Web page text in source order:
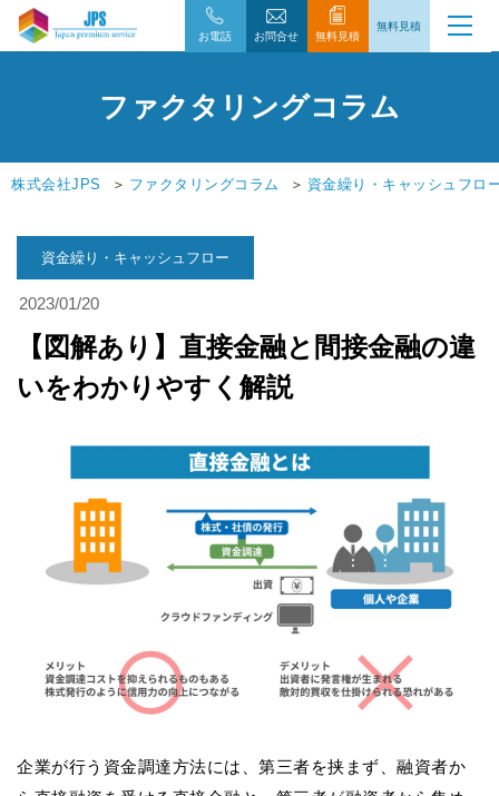
お電話 お問合せ 無料見積
無料見積
ファクタリングコラム
株式会社JPS ファクタリングコラム 資金繰り・キャッシュフロ
【図解あり】直接金融と間接金融の違
いをわかりやすく解説
2023/01/20
資金繰り・キャッシュフロー
企業が行う資金調達方法には、第三者を挟まず、融資者か